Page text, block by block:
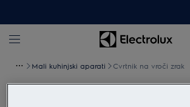
Mali kuhinjski aparati Cvrtnik na vroči zrak